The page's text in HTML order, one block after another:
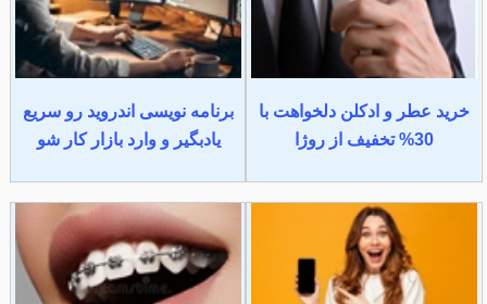
خرید عطر و ادکلن دلخواهت با
30% تخفیف از روژا
برنامه نویسی اندروید رو سریع
یادبگیر و وارد بازار کار شو